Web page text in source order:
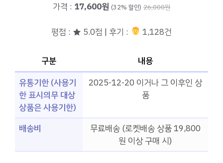
가격 : 17,600원 (32% 할인) 26,000원
평점 : ★ 5.0점 | 후기 : ‍‍ 1,128건
구분
내용
유통기한 (사용기
한 표시의무 대상
상품은 사용기한)
2025-12-20 이거나 그 이후인 상
품
배송비
무료배송 (로켓배송 상품 19,800
원 이상 구매 시)